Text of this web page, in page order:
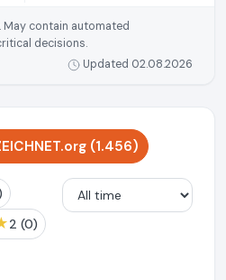
contain automated
decisions.
Updated 02.08.2026
(1.456)
2 (0)